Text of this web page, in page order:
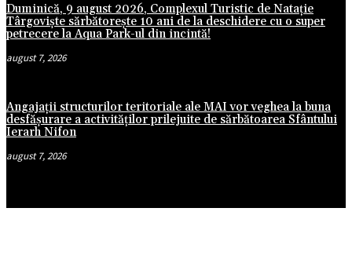
Duminică, 9 august 2026, Complexul Turistic de Natație
Târgoviște sărbătorește 10 ani de la deschidere cu o super
petrecere la Aqua Park-ul din incintă!
august 7, 2026
Angajații structurilor teritoriale ale MAI vor veghea la buna
desfășurare a activităților prilejuite de sărbătoarea Sfântului
Ierarh Nifon
august 7, 2026